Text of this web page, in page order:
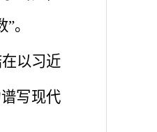
。
以习近
写现代